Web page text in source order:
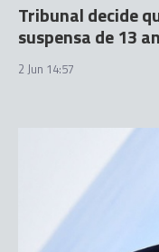
Tribunal decide
suspensa de 13
2 Jun 14:57